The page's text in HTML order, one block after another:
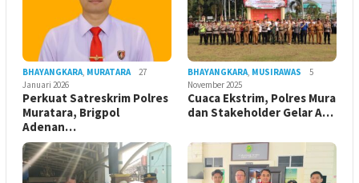
BHAYANGKARA, MURATARA
27
Januari 2026
Perkuat Satreskrim Polres
Muratara, Brigpol
Adenan…
BHAYANGKARA, MUSIRAWAS
5
November 2025
Cuaca Ekstrim, Polres Mura
dan Stakeholder Gelar A…